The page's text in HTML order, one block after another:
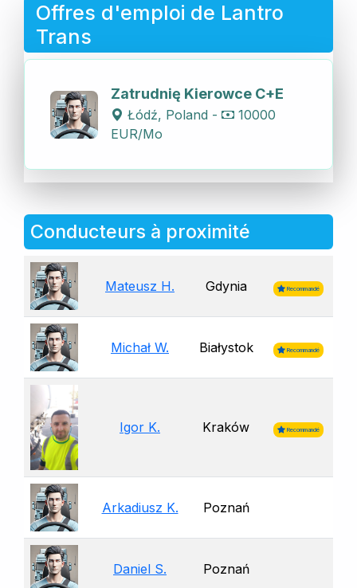
Offres d'emploi de Lantro
Trans
Zatrudnię Kierowce C+E
Łódź, Poland -
10000
EUR/Mo
Conducteurs à proximité
Mateusz H. Gdynia Recommandé
Michał W. Białystok Recommandé
Igor K. Kraków Recommandé
Arkadiusz K. Poznań
Daniel S. Poznań